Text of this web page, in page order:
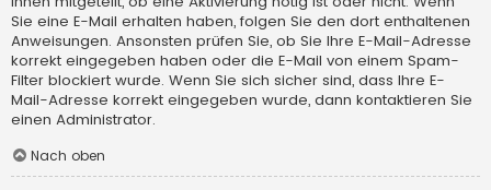
Sie eine E-Mail erhalten haben, folgen Sie den dort enthaltenen
Anweisungen. Ansonsten prüfen Sie, ob Sie Ihre E-Mail-Adresse
korrekt eingegeben haben oder die E-Mail von einem Spam-
Filter blockiert wurde. Wenn Sie sich sicher sind, dass Ihre E-
Mail-Adresse korrekt eingegeben wurde, dann kontaktieren Sie
einen Administrator.
Nach oben